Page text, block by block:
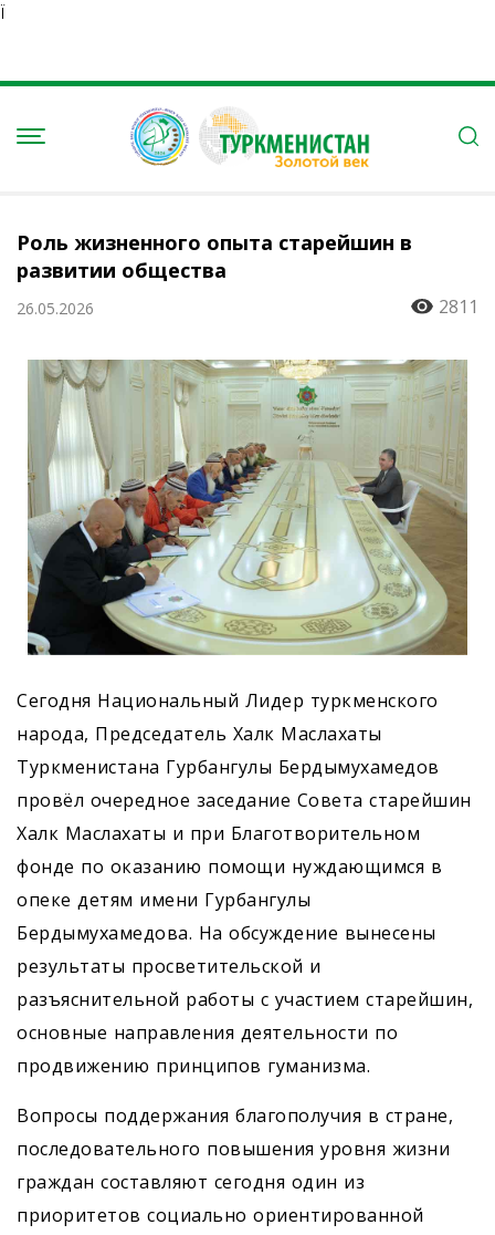
Ï
Роль жизненного опыта старейшин в
развитии общества
26.05.2026 2811
Сегодня Национальный Лидер туркменского
народа, Председатель Халк Маслахаты
Туркменистана Гурбангулы Бердымухамедов
провёл очередное заседание Совета старейшин
Халк Маслахаты и при Благотворительном
фонде по оказанию помощи нуждающимся в
опеке детям имени Гурбангулы
Бердымухамедова. На обсуждение вынесены
результаты просветительской и
разъяснительной работы с участием старейшин,
основные направления деятельности по
продвижению принципов гуманизма.
Вопросы поддержания благополучия в стране,
последовательного повышения уровня жизни
граждан составляют сегодня один из
приоритетов социально ориентированной